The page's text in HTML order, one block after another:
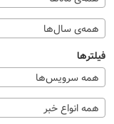
همه‌ی سال‌ها
فیلترها
همه سرویس‌ها
همه انواع خبر